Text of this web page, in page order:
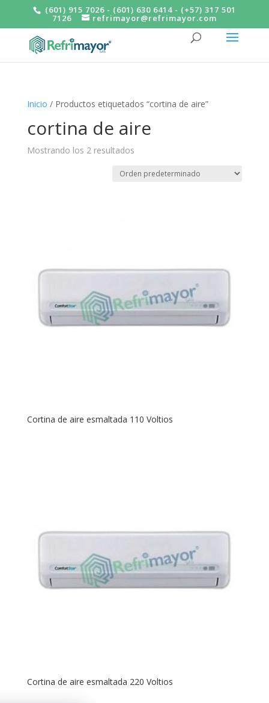
(601) 915 7026 - (601) 630 6414 - (+57) 317 501
7126 refrimayor@refrimayor.com
Inicio / Productos etiquetados “cortina de aire”
cortina de aire
Mostrando los 2 resultados
Cortina de aire esmaltada 110 Voltios
Cortina de aire esmaltada 220 Voltios